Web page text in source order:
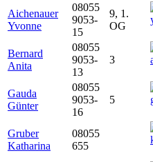
Aichenauer
Yvonne
08055
9053-
15
9, 1.
OG
Bernard
Anita
08055
9053-
13
3
Gauda
Günter
08055
9053-
16
5
Gruber
Katharina
08055
655